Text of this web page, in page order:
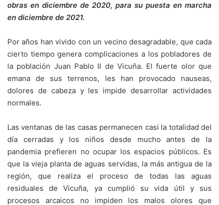
obras en diciembre de 2020, para su puesta en marcha
en diciembre de 2021.
Por años han vivido con un vecino desagradable, que cada
cierto tiempo genera complicaciones a los pobladores de
la población Juan Pablo II de Vicuña. El fuerte olor que
emana de sus terrenos, les han provocado nauseas,
dolores de cabeza y les impide desarrollar actividades
normales.
Las ventanas de las casas permanecen casi la totalidad del
día cerradas y los niños desde mucho antes de la
pandemia prefieren no ocupar los espacios públicos. Es
que la vieja planta de aguas servidas, la más antigua de la
región, que realiza el proceso de todas las aguas
residuales de Vicuña, ya cumplió su vida útil y sus
procesos arcaicos no impiden los malos olores que